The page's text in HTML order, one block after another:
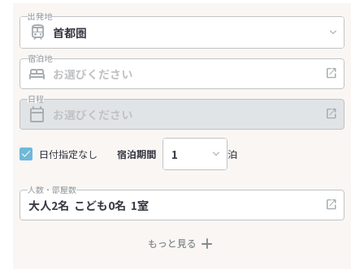
出発地
宿泊地
日程
日付指定なし 宿泊期間 泊
人数・部屋数
もっと見る